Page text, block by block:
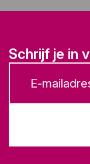
Schrijf je in